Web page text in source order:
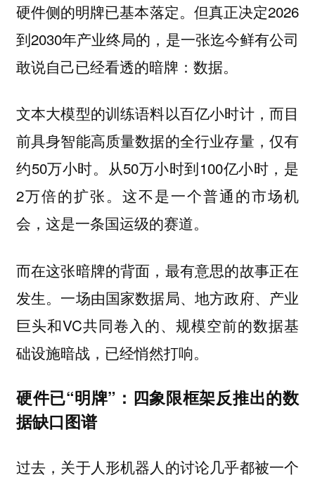
硬件侧的明牌已基本落定。但真正决定2026
到2030年产业终局的，是一张迄今鲜有公司
敢说自己已经看透的暗牌： 数据。
文本大模型的训练语料以百亿小时计，而目
前具身智能高质量数据的全行业存量，仅有
约50万小时。从50万小时到100亿小时，是
2万倍的扩张。 这不是一个普通的市场机
会，这是一条国运级的赛道。
而在这张暗牌的背面，最有意思的故事正在
发生。一场由国家数据局、地方政府、产业
巨头和VC共同卷入的、规模空前的数据基
础设施暗战，已经悄然打响。
硬件已“明牌”：四象限框架反推出的数
据缺口图谱
过去，关于人形机器人的讨论几乎都被一个